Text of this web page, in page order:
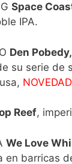
Space
IPA.
Den Pobedy,
su serie de
NOVEDAD
Reef,
We Love
en barricas